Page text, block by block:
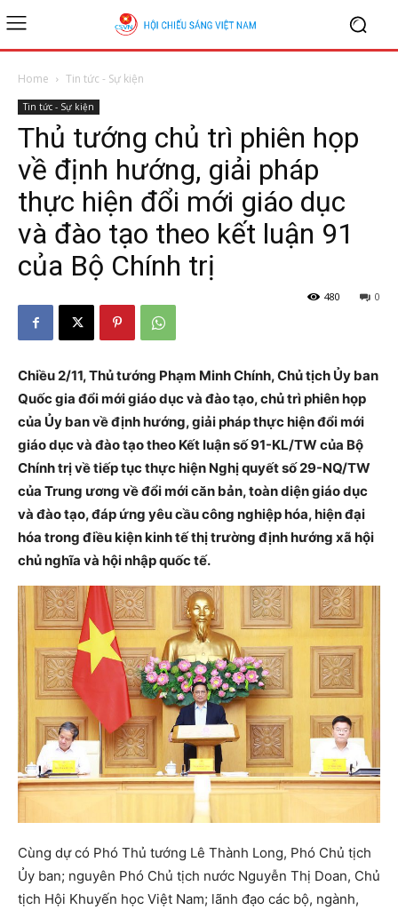
Home Tin tức - Sự kiện
Tin tức - Sự kiện
Thủ tướng chủ trì phiên họp
về định hướng, giải pháp
thực hiện đổi mới giáo dục
và đào tạo theo kết luận 91
của Bộ Chính trị
0
480
Chiều 2/11, Thủ tướng Phạm Minh Chính, Chủ tịch Ủy ban
Quốc gia đổi mới giáo dục và đào tạo, chủ trì phiên họp
của Ủy ban về định hướng, giải pháp thực hiện đổi mới
giáo dục và đào tạo theo Kết luận số 91-KL/TW của Bộ
Chính trị về tiếp tục thực hiện Nghị quyết số 29-NQ/TW
của Trung ương về đổi mới căn bản, toàn diện giáo dục
và đào tạo, đáp ứng yêu cầu công nghiệp hóa, hiện đại
hóa trong điều kiện kinh tế thị trường định hướng xã hội
chủ nghĩa và hội nhập quốc tế.
Cùng dự có Phó Thủ tướng Lê Thành Long, Phó Chủ tịch
Ủy ban; nguyên Phó Chủ tịch nước Nguyễn Thị Doan, Chủ
tịch Hội Khuyến học Việt Nam; lãnh đạo các bộ, ngành,